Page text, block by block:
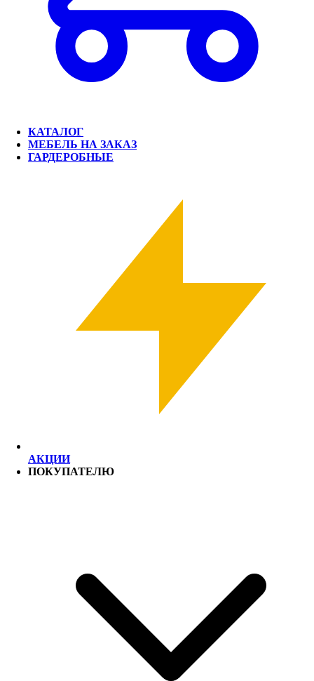
КАТАЛОГ
МЕБЕЛЬ НА ЗАКАЗ
ГАРДЕРОБНЫЕ
АКЦИИ
ПОКУПАТЕЛЮ